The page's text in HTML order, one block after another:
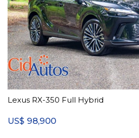
Lexus RX-350 Full Hybrid
US$ 98,900